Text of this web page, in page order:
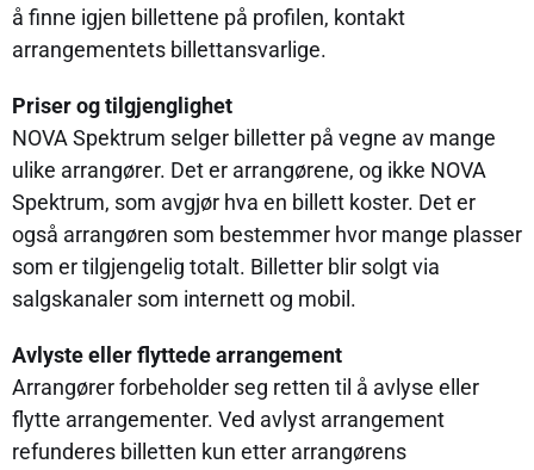
å finne igjen billettene på profilen, kontakt
arrangementets billettansvarlige.
Priser og tilgjenglighet
NOVA Spektrum selger billetter på vegne av mange
ulike arrangører. Det er arrangørene, og ikke NOVA
Spektrum, som avgjør hva en billett koster. Det er
også arrangøren som bestemmer hvor mange plasser
som er tilgjengelig totalt. Billetter blir solgt via
salgskanaler som internett og mobil.
Avlyste eller flyttede arrangement
Arrangører forbeholder seg retten til å avlyse eller
flytte arrangementer. Ved avlyst arrangement
refunderes billetten kun etter arrangørens